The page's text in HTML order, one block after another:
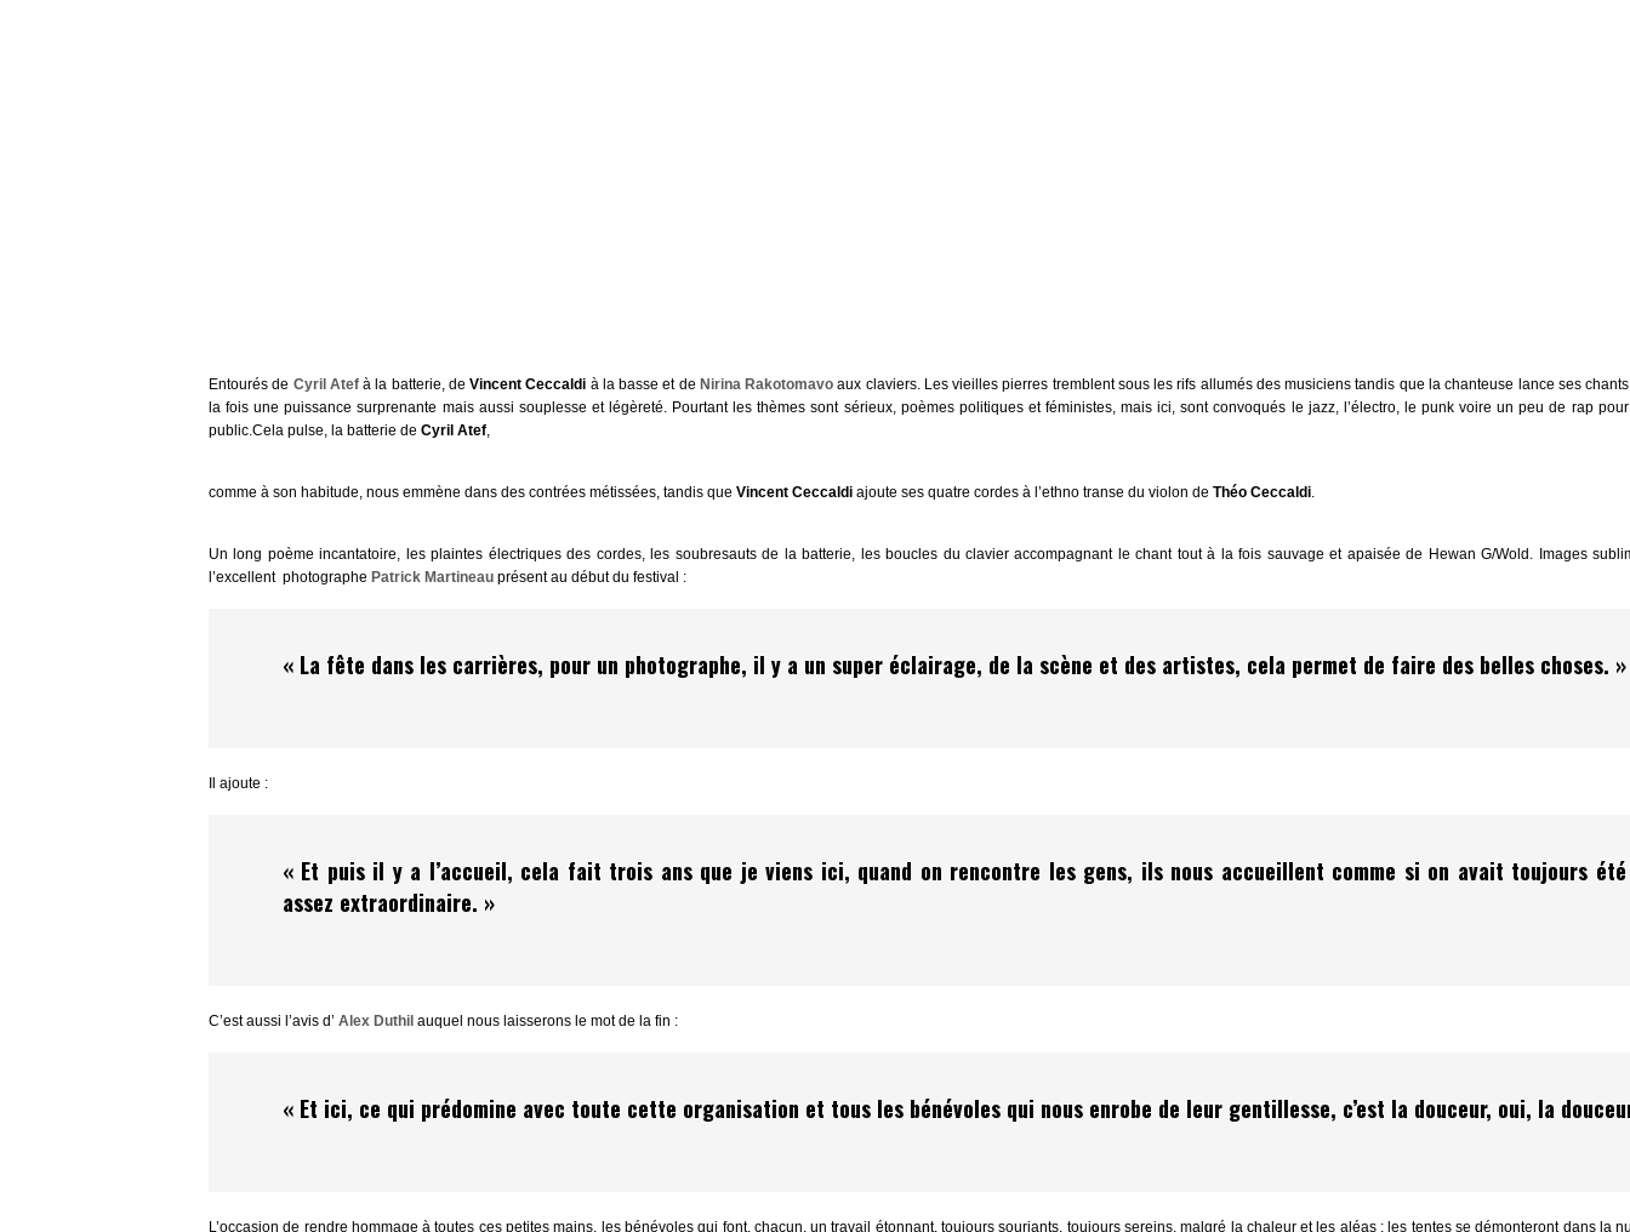
Entourés de Cyril Atefà la batterie, deVincent Ceccaldi à la basse et de Nirina Rakotomavo aux claviers. Les vieilles pierres tremblent sous les rifs allumés des musiciens tandis que la chanteuse lance ses
la fois une puissance surprenante mais aussi souplesse et légèreté. Pourtant les thèmes sont sérieux, poèmes politiques et féministes, mais ici, sont convoqués le jazz, l’électro, le punk voire un peu de rap
public.Cela pulse, la batterie de Cyril Atef,
comme à son habitude, nous emmène dans des contrées métissées, tandis que Vincent Ceccaldi ajoute ses quatre cordes à l’ethno transe du violon de Théo Ceccaldi.
Un long poème incantatoire, les plaintes électriques des cordes, les soubresauts de la batterie, les boucles du clavier accompagnant le chant tout à la fois sauvage et apaisée de Hewan G/Wold. Images
l’excellent photographe Patrick Martineau présent au début du festival :
« La fête dans les carrières, pour un photographe, il y a un super éclairage, de la scène et des artistes, cela permet de faire des belles choses. »
Il ajoute :
« Et puis il y a l’accueil, cela fait trois ans que je viens ici, quand on rencontre les gens, ils nous accueillent comme si on avait toujours été
assez extraordinaire. »
C’est aussi l’avis d’ Alex Duthil auquel nous laisserons le mot de la fin :
« Et ici, ce qui prédomine avec toute cette organisation et tous les bénévoles qui nous enrobe de leur gentillesse, c’est la douceur, oui, la
L’occasion de rendre hommage à toutes ces petites mains, les bénévoles qui font, chacun, un travail étonnant, toujours souriants, toujours sereins, malgré la chaleur et les aléas : les tentes se démonteront dans la